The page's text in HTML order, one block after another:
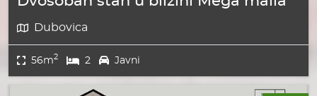
Dubovica
56m2 2 Javni